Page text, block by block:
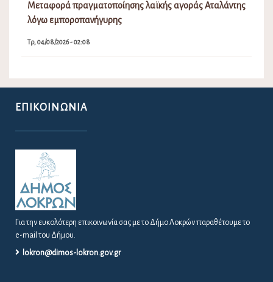
Μεταφορά πραγματοποίησης λαϊκής αγοράς Αταλάντης
λόγω εμποροπανήγυρης
Τρ, 04/08/2026 - 02:08
ΕΠΙΚΟΙΝΩΝΊΑ
Για την ευκολότερη επικοινωνία σας με το Δήμο Λοκρών παραθέτουμε το
e-mail του Δήμου.
lokron@dimos-lokron.gov.gr